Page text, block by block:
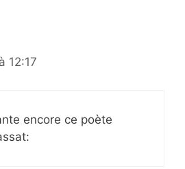
12:17
encore ce poète